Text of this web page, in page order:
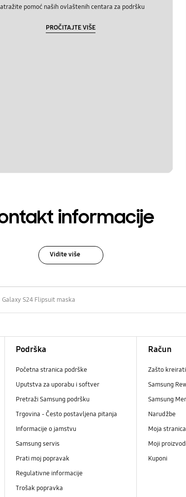
pomoć naših ovlaštenih centara za podršku
PROČITAJTE VIŠE
informacije
Vidite više
Galaxy S24 Flipsuit maska
Podrška
Početna stranica podrške
Uputstva za uporabu i softver
Pretraži Samsung podršku
Trgovina - Često postavljena pitanja
Informacije o jamstvu
Samsung servis
Prati moj popravak
Regulativne informacije
Trošak popravka
Račun
Zašto
Samsung
Samsung
Narudžbe
Moja stranica
Moji
Kuponi